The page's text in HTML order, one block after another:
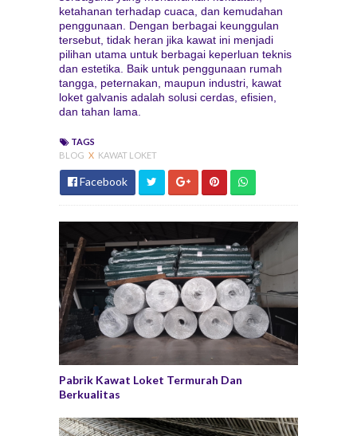
ketahanan terhadap cuaca, dan kemudahan
penggunaan. Dengan berbagai keunggulan
tersebut, tidak heran jika kawat ini menjadi
pilihan utama untuk berbagai keperluan teknis
dan estetika. Baik untuk penggunaan rumah
tangga, peternakan, maupun industri, kawat
loket galvanis adalah solusi cerdas, efisien,
dan tahan lama.
TAGS
BLOG X KAWAT LOKET
Facebook
Pabrik Kawat Loket Termurah Dan
Berkualitas